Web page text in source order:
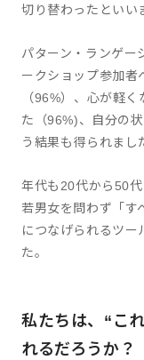
切り替わったといい
パターン・ランゲー
ークショップ参加者
（96%）、心が軽
た（96%)、自分の
う結果も得られまし
年代も20代から50
若男女を問わず「す
につなげられるツー
た。
私たちは、“こ
れるだろうか？